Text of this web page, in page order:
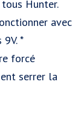
Hunter.
avec
*
forcé
serrer la